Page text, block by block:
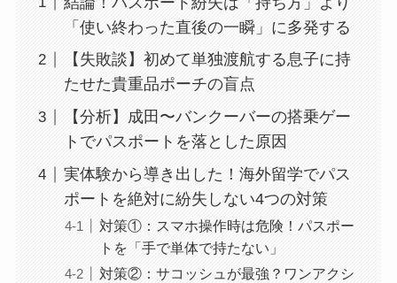
「使い終わった直後の一瞬」に多発する
【失敗談】初めて単独渡航する息子に持
たせた貴重品ポーチの盲点
【分析】成田〜バンクーバーの搭乗ゲー
トでパスポートを落とした原因
実体験から導き出した！海外留学でパス
ポートを絶対に紛失しない4つの対策
対策①：スマホ操作時は危険！パスポー
トを「手で単体で持たない」
対策②：サコッシュが最強？ワンアクシ